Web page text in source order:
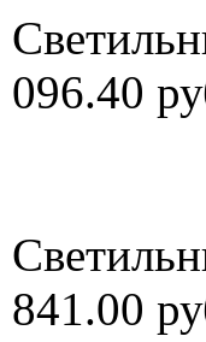
096.40
841.00